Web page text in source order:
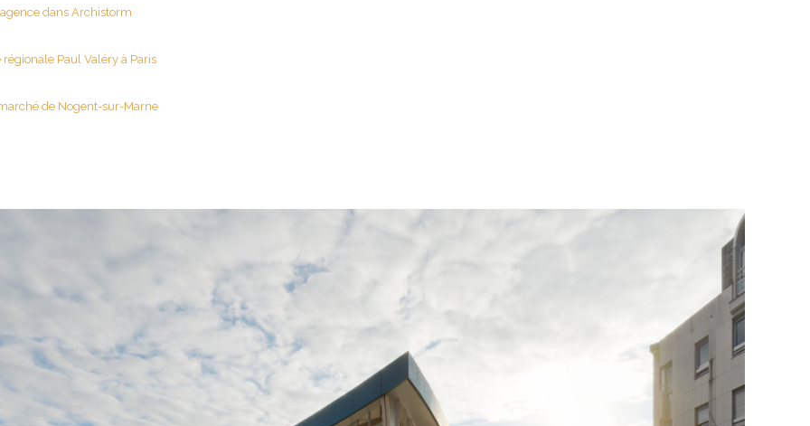
dans Archistorm
régionale Paul Valéry à Paris
de Nogent-sur-Marne